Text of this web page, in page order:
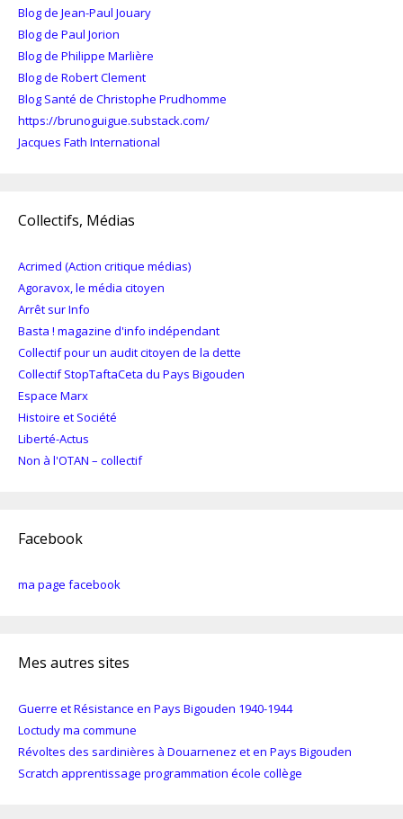
Blog de Jean-Paul Jouary
Blog de Paul Jorion
Blog de Philippe Marlière
Blog de Robert Clement
Blog Santé de Christophe Prudhomme
https://brunoguigue.substack.com/
Jacques Fath International
Collectifs, Médias
Acrimed (Action critique médias)
Agoravox, le média citoyen
Arrêt sur Info
Basta ! magazine d'info indépendant
Collectif pour un audit citoyen de la dette
Collectif StopTaftaCeta du Pays Bigouden
Espace Marx
Histoire et Société
Liberté-Actus
Non à l'OTAN – collectif
Facebook
ma page facebook
Mes autres sites
Guerre et Résistance en Pays Bigouden 1940-1944
Loctudy ma commune
Révoltes des sardinières à Douarnenez et en Pays Bigouden
Scratch apprentissage programmation école collège